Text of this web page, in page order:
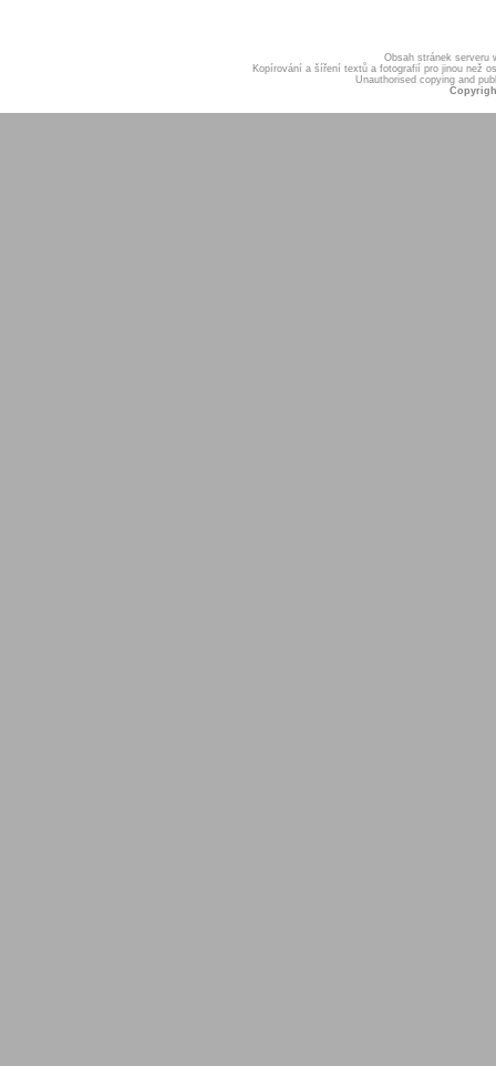
Obsah stránek serveru
Kopírování a šíření textů a fotografií pro jinou než
Unauthorised copying and